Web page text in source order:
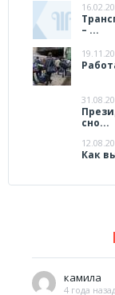
– ...
сно...
Как
камила
4 года